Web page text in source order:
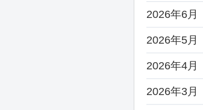
2026年6月
2026年5月
2026年4月
2026年3月